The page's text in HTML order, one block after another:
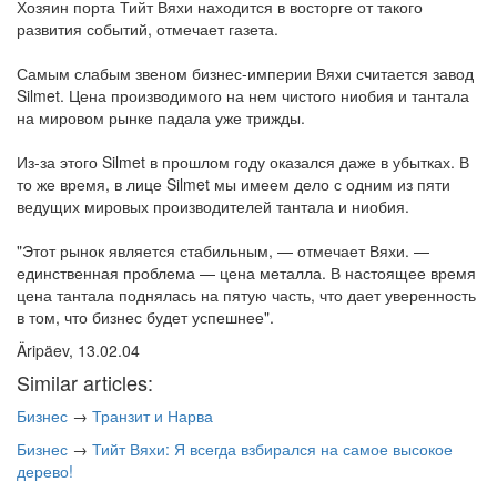
Хозяин порта Тийт Вяхи находится в восторге от такого
развития событий, отмечает газета.
Самым слабым звеном бизнес-империи Вяхи считается завод
Silmet. Цена производимого на нем чистого ниобия и тантала
на мировом рынке падала уже трижды.
Из-за этого Silmet в прошлом году оказался даже в убытках. В
то же время, в лице Silmet мы имеем дело с одним из пяти
ведущих мировых производителей тантала и ниобия.
"Этот рынок является стабильным, — отмечает Вяхи. —
единственная проблема — цена металла. В настоящее время
цена тантала поднялась на пятую часть, что дает уверенность
в том, что бизнес будет успешнее".
Äripäev, 13.02.04
Similar articles:
Бизнес → Транзит и Нарва
Бизнес → Тийт Вяхи: Я всегда взбирался на самое высокое
дерево!